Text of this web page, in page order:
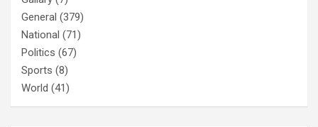
General (379)
National (71)
Politics (67)
Sports (8)
World (41)